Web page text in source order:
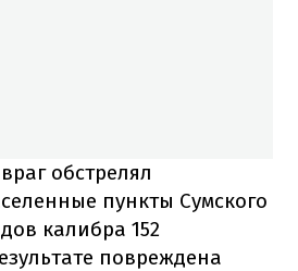
обстрелял
пункты Сумского
калибра 152
повреждена